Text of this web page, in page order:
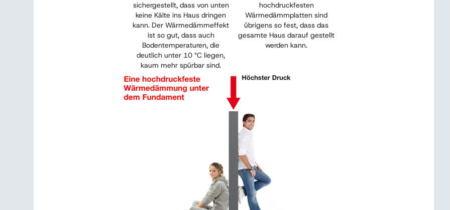
sichergestellt, dass von unten
keine Kälte ins Haus dringen
kann. Der Wärmedämmeffekt
ist so gut, dass auch
Bodentemperaturen, die
deutlich unter 10 °C liegen,
kaum mehr spürbar sind.
hochdruckfesten
Wärmedämmplatten sind
übrigens so fest, dass das
gesamte Haus darauf gestellt
werden kann.